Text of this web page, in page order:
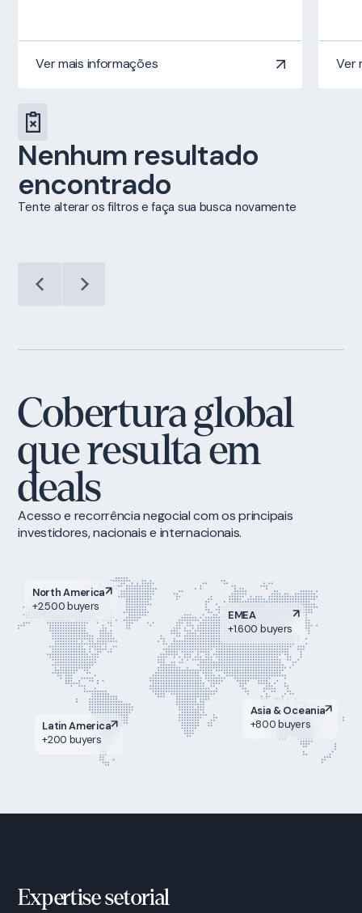
Ver mais informações Ver
Nenhum resultado
encontrado
Tente alterar os filtros e faça sua busca novamente
Cobertura global
que resulta em
deals
Acesso e recorrência negocial com os principais
investidores, nacionais e internacionais.
North America
+2.500 buyers
Latin America
+200 buyers
EMEA
+1.600 buyers
Asia & Oceania
+800 buyers
Expertise setorial